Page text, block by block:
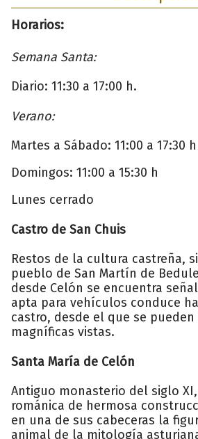
Horarios:
Semana Santa:
Diario: 11:30 a 17:00 h.
Verano:
Martes a Sábado: 11:00 a 17:30 h
Domingos: 11:00 a 15:30 h
Lunes cerrado
Castro de San Chuis
Restos de la cultura castreña,
pueblo de San Martín de
desde Celón se encuentra
apta para vehículos conduce
castro, desde el que se
magníficas vistas.
Santa María de Celón
Antiguo monasterio del siglo
románica de hermosa
en una de sus cabeceras la
animal de la mitología